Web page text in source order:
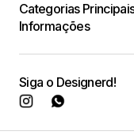
Categorias
Informações
Siga o Designerd!